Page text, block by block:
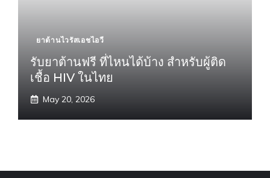
ยาต้านไวรัสเอชไอวี
รับยาต้านฟรี ที่ไหนได้บ้าง สำหรับผู้ติด
เชื้อ HIV ในไทย
May 20, 2026